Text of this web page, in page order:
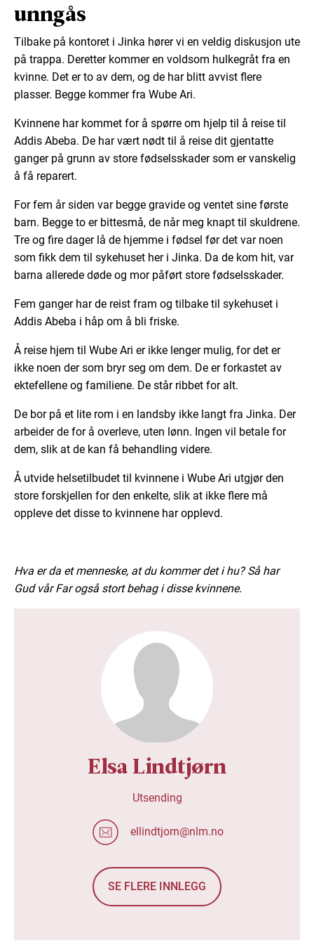
unngås
Tilbake på kontoret i Jinka hører vi en veldig diskusjon ute
på trappa. Deretter kommer en voldsom hulkegråt fra en
kvinne. Det er to av dem, og de har blitt avvist flere
plasser. Begge kommer fra Wube Ari.
Kvinnene har kommet for å spørre om hjelp til å reise til
Addis Abeba. De har vært nødt til å reise dit gjentatte
ganger på grunn av store fødselsskader som er vanskelig
å få reparert.
For fem år siden var begge gravide og ventet sine første
barn. Begge to er bittesmå, de når meg knapt til skuldrene.
Tre og fire dager lå de hjemme i fødsel før det var noen
som fikk dem til sykehuset her i Jinka. Da de kom hit, var
barna allerede døde og mor påført store fødselsskader.
Fem ganger har de reist fram og tilbake til sykehuset i
Addis Abeba i håp om å bli friske.
Å reise hjem til Wube Ari er ikke lenger mulig, for det er
ikke noen der som bryr seg om dem. De er forkastet av
ektefellene og familiene. De står ribbet for alt.
De bor på et lite rom i en landsby ikke langt fra Jinka. Der
arbeider de for å overleve, uten lønn. Ingen vil betale for
dem, slik at de kan få behandling videre.
Å utvide helsetilbudet til kvinnene i Wube Ari utgjør den
store forskjellen for den enkelte, slik at ikke flere må
oppleve det disse to kvinnene har opplevd.
Hva er da et menneske, at du kommer det i hu? Så har
Gud vår Far også stort behag i disse kvinnene.
Elsa Lindtjørn
Utsending
ellindtjorn@nlm.no
SE FLERE INNLEGG